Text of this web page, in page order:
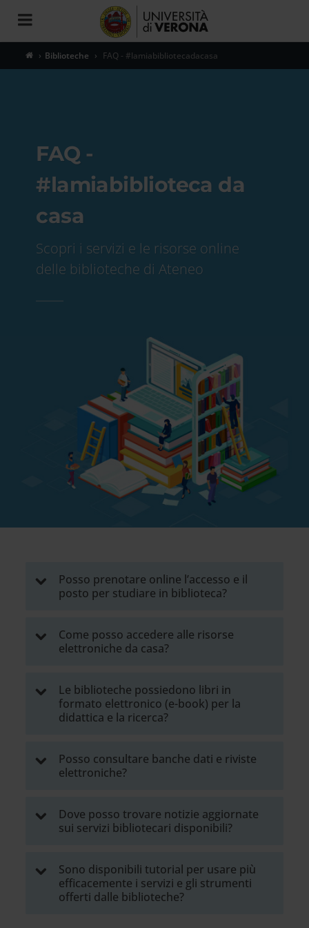
Toggle
navigation
Biblioteche FAQ - #lamiabibliotecadacasa
FAQ -
#lamiabiblioteca da
casa
Scopri i servizi e le risorse online
delle biblioteche di Ateneo
Posso prenotare online l’accesso e il
posto per studiare in biblioteca?
Come posso accedere alle risorse
elettroniche da casa?
Le biblioteche possiedono libri in
formato elettronico (e-book) per la
didattica e la ricerca?
Posso consultare banche dati e riviste
elettroniche?
Dove posso trovare notizie aggiornate
sui servizi bibliotecari disponibili?
Sono disponibili tutorial per usare più
efficacemente i servizi e gli strumenti
offerti dalle biblioteche?